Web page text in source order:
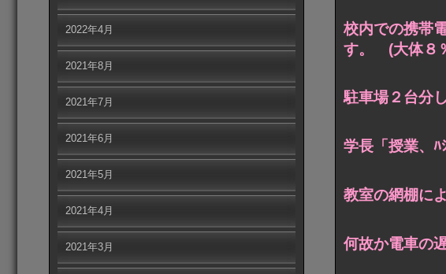
校内での携帯
す。 (大体８
駐車場２台分
学長「授業、
教室の網棚に
何故か電車の
2022年4月
2021年8月
2021年7月
2021年6月
2021年5月
2021年4月
2021年3月